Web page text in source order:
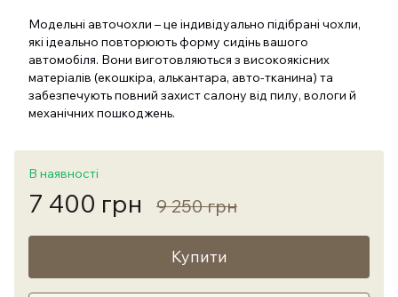
Модельні авточохли – це індивідуально підібрані чохли,
які ідеально повторюють форму сидінь вашого
автомобіля. Вони виготовляються з високоякісних
матеріалів (екошкіра, алькантара, авто-тканина) та
забезпечують повний захист салону від пилу, вологи й
механічних пошкоджень.
В наявності
7 400 грн 9 250 грн
Купити